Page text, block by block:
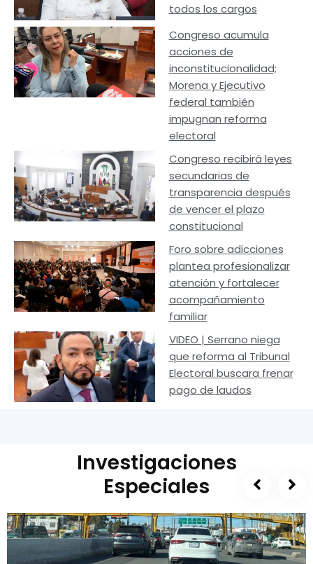
todos los cargos
Congreso acumula
acciones de
inconstitucionalidad;
Morena y Ejecutivo
federal también
impugnan reforma
electoral
Congreso recibirá leyes
secundarias de
transparencia después
de vencer el plazo
constitucional
Foro sobre adicciones
plantea profesionalizar
atención y fortalecer
acompañamiento
familiar
VIDEO | Serrano niega
que reforma al Tribunal
Electoral buscara frenar
pago de laudos
Investigaciones
Especiales